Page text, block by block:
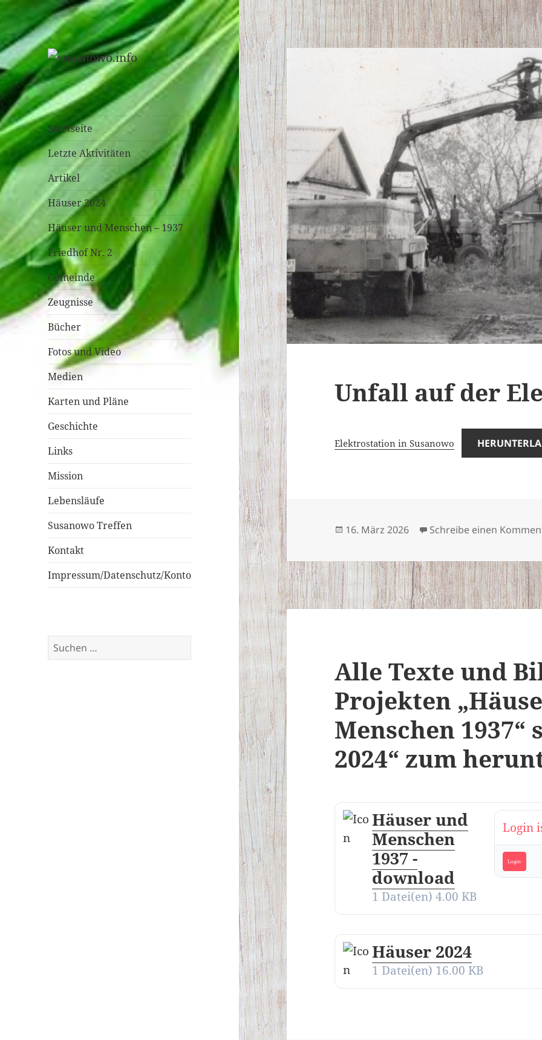
susanowo.info
Startseite
Letzte Aktivitäten
Artikel
Häuser 2024
Häuser und Menschen – 1937
Friedhof Nr. 2
Gemeinde
Zeugnisse
Bücher
Fotos und Video
Medien
Karten und Pläne
Geschichte
Links
Mission
Lebensläufe
Susanowo Treffen
Kontakt
Impressum/Datenschutz/Konto
Suchen
nach:
Unfall auf der
Elektrostation in Susanowo
Veröffentlicht
16. März 2026 Schreibe einen
Alle Texte und
Projekten
Menschen 1937“
2024“ zum
Häuser und
Menschen
1937 -
download
1 Datei(en) 4.00 KB
Login
Login
Häuser 2024
1 Datei(en) 16.00 KB